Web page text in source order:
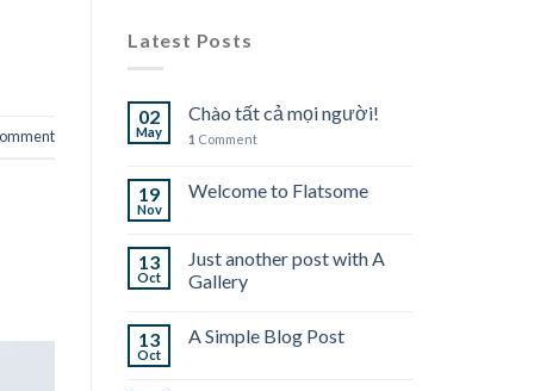
Latest Posts
02
May
Chào tất cả mọi người!
1 Comment
19
Nov
Welcome to Flatsome
13
Oct
Just another post with A
Gallery
13
Oct
A Simple Blog Post